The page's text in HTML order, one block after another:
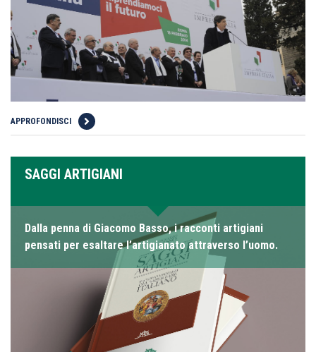
APPROFONDISCI
SAGGI ARTIGIANI
Dalla penna di Giacomo Basso, i racconti artigiani
pensati per esaltare l’artigianato attraverso l’uomo.